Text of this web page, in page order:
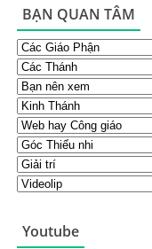
BẠN QUAN TÂM
Youtube